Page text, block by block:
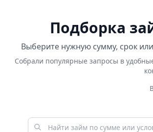
Подборка
Выберите нужную сумму, срок
Собрали популярные запросы в